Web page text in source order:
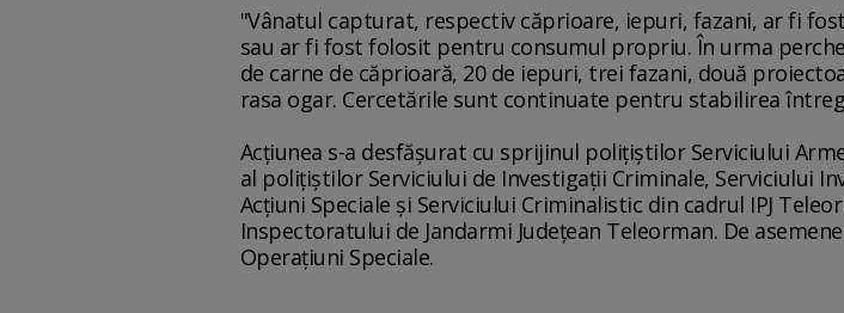
"Vânatul capturat, respectiv căprioare, iepuri, fazani, ar fi
sau ar fi fost folosit pentru consumul propriu. În urma
de carne de căprioară, 20 de iepuri, trei fazani, două
rasa ogar. Cercetările sunt continuate pentru stabilirea
Acţiunea s-a desfăşurat cu sprijinul poliţiştilor Serviciului
al poliţiştilor Serviciului de Investigaţii Criminale, Serviciului
Acţiuni Speciale şi Serviciului Criminalistic din cadrul IPJ
Inspectoratului de Jandarmi Judeţean Teleorman. De
Operaţiuni Speciale.